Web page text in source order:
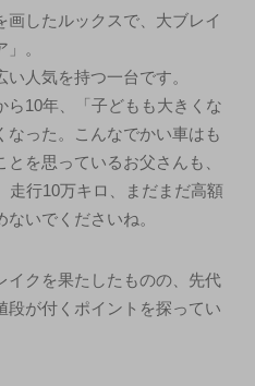
したルックスで、大ブレイ
。
人気を持つ一台です。
ら10年、「子どもも大きくな
なった。こんなでかい車はも
を思っているお父さんも、
走行10万キロ、まだまだ高額
いでくださいね。
イクを果たしたものの、先代
段が付くポイントを探ってい